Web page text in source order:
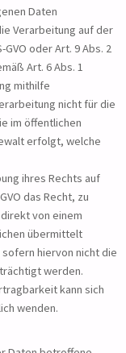
Daten
Verarbeitung auf der
oder Art. 9 Abs. 2
Art. 6 Abs. 1
mithilfe
nicht für die
im öffentlichen
erfolgt, welche
ihres Rechts auf
das Recht, zu
von einem
übermittelt
hiervon nicht die
werden.
kann sich
wenden.